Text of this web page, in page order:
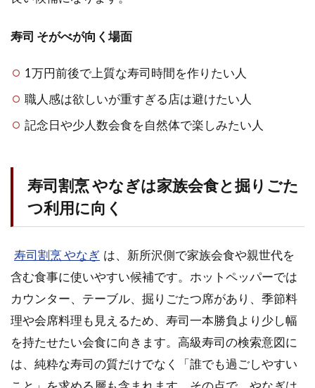
寿司 そがべが向く場面
1万円前後で上質な寿司時間を作りたい人
職人感は欲しいが重すぎる店は避けたい人
記念日や少人数会食を自然体で楽しみたい人
寿司割烹 やなぎは家族会食と掘りごた
つ利用に向く
寿司割烹 やなぎ は、新所沢側で家族会食や親世代を
含む食事に使いやすい候補です。ホットペッパーでは
カウンター、テーブル、掘りごたつ席があり、季節料
理や会席料理も見えるため、寿司一本勝負より少し幅
を持たせたい会食に向きます。高級寿司の検索意図に
は、純粋な寿司の質だけでなく「誰でも過ごしやすい